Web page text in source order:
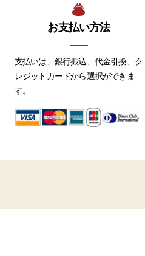
お支払い方法
支払いは、銀行振込、代金引換、ク
レジットカードから選択ができま
す。